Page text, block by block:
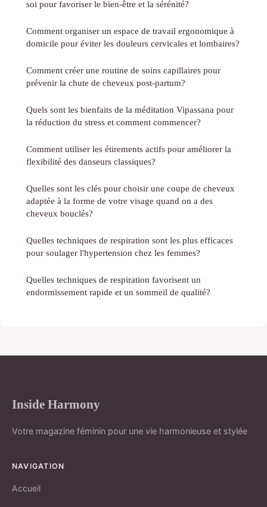
soi pour favoriser le bien-être et la sérénité?
Comment organiser un espace de travail ergonomique à
domicile pour éviter les douleurs cervicales et lombaires?
Comment créer une routine de soins capillaires pour
prévenir la chute de cheveux post-partum?
Quels sont les bienfaits de la méditation Vipassana pour
la réduction du stress et comment commencer?
Comment utiliser les étirements actifs pour améliorer la
flexibilité des danseurs classiques?
Quelles sont les clés pour choisir une coupe de cheveux
adaptée à la forme de votre visage quand on a des
cheveux bouclés?
Quelles techniques de respiration sont les plus efficaces
pour soulager l'hypertension chez les femmes?
Quelles techniques de respiration favorisent un
endormissement rapide et un sommeil de qualité?
Inside Harmony
Votre magazine féminin pour une vie harmonieuse et stylée
NAVIGATION
Accueil